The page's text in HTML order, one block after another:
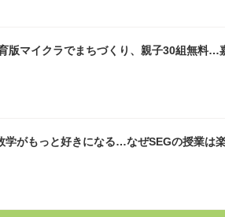
験生応援列車」応援メッセージ8/12より募集
高、Web出願導入...入試制度パンフ公開